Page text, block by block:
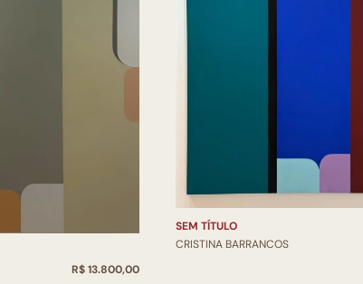
R$ 13.800,00
SEM TÍTULO
CRISTINA BARRANCOS